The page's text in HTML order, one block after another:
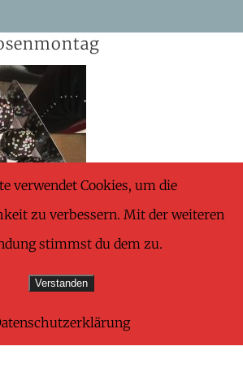
verwendet Cookies, um die
zu verbessern. Mit der weiteren
stimmst du dem zu.
Verstanden